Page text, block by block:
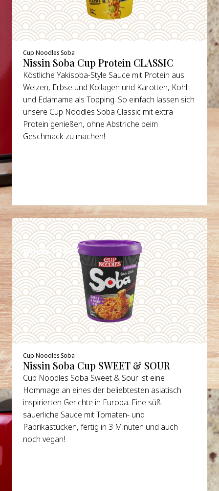
Cup Noodles Soba
Nissin Soba Cup Protein CLASSIC
Köstliche Yakisoba-Style Sauce mit Protein aus
Weizen, Erbse und Kollagen und Karotten, Kohl
und Edamame als Topping. So einfach lassen sich
unsere Cup Noodles Soba Classic mit extra
Protein genießen, ohne Abstriche beim
Geschmack zu machen!
WHERE TO BUY
DETAILS
Cup Noodles Soba
Nissin Soba Cup SWEET & SOUR
Cup Noodles Soba Sweet & Sour ist eine
Hommage an eines der beliebtesten asiatisch
inspirierten Gerichte in Europa. Eine süß-
säuerliche Sauce mit Tomaten- und
Paprikastücken, fertig in 3 Minuten und auch
noch vegan!